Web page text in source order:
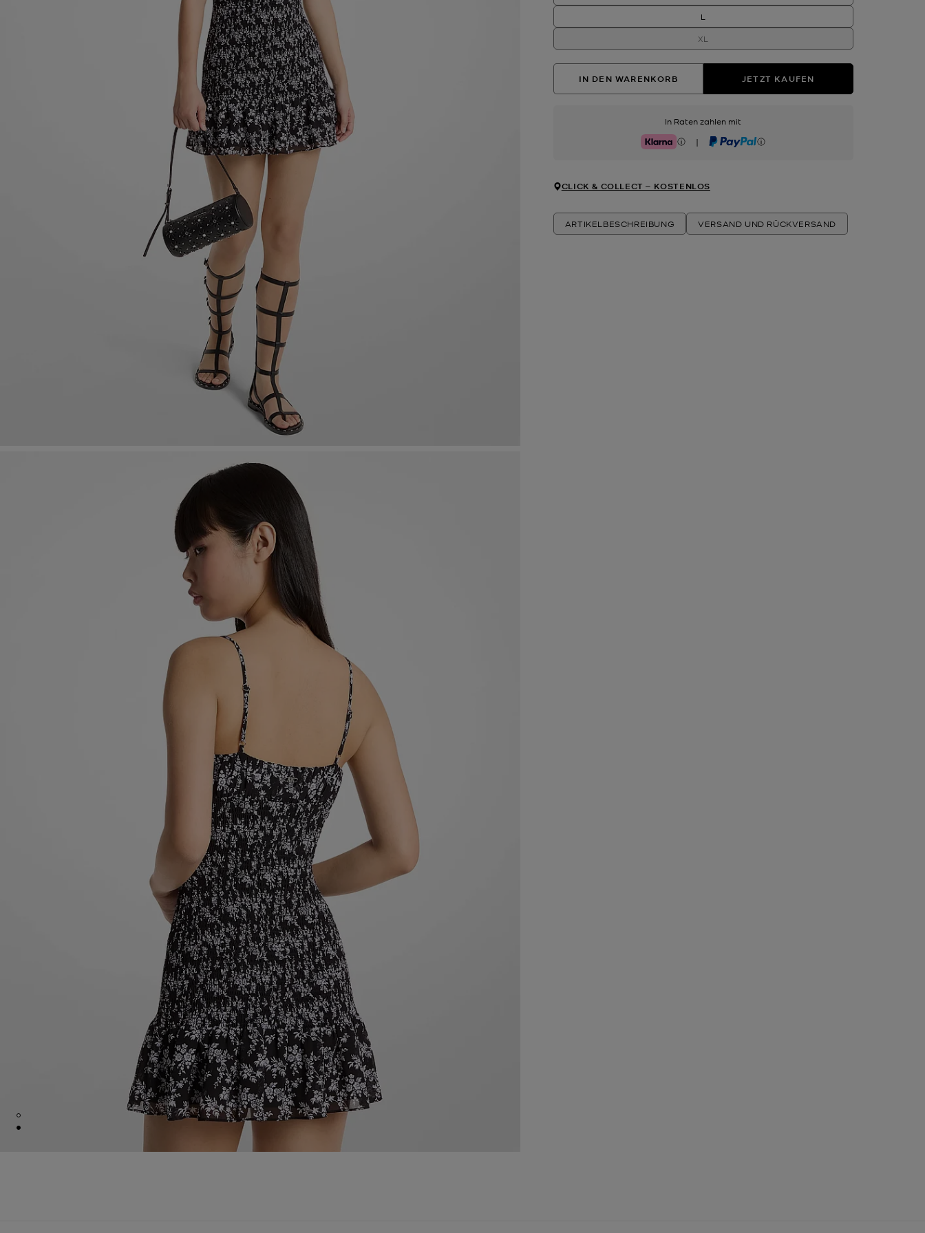
L
XL
IN DEN WARENKORB JETZT KAUFEN
In Raten zahlen mit
Klarna | PayPal
CLICK & COLLECT ‒ KOSTENLOS
ARTIKELBESCHREIBUNG VERSAND UND RÜCKVERSAND